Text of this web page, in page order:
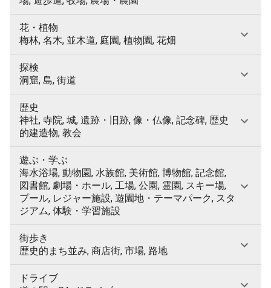
花・植物
梅林, 名木, 並木道, 庭園, 植物園, 花畑
探検
洞窟, 島, 街道
歴史
神社, 寺院, 城, 遺跡・旧跡, 像・仏像, 記念碑, 歴史
的建造物, 教会
遊ぶ・学ぶ
海水浴場, 動物園, 水族館, 美術館, 博物館, 記念館,
図書館, 劇場・ホール, 工場, 公園, 霊園, スキー場,
プール, レジャー施設, 遊園地・テーマパーク, スタ
ジアム, 体験・学習施設
街歩き
歴史的まち並み, 商店街, 市場, 路地
ドライブ